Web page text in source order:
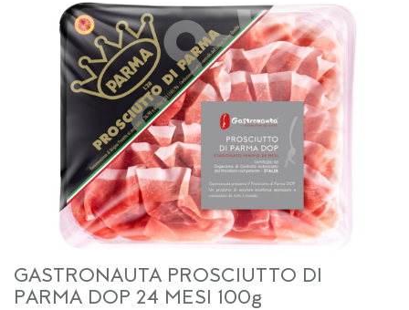
GASTRONAUTA PROSCIUTTO DI
PARMA DOP 24 MESI 100g